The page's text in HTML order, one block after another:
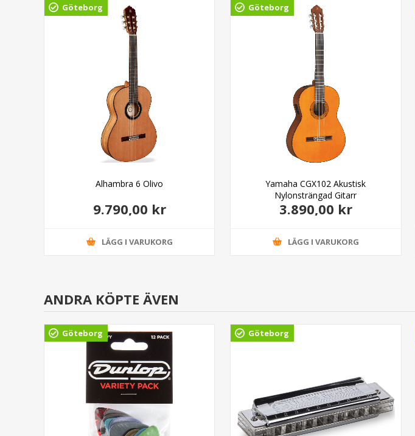
Göteborg
Alhambra 6 Olivo
9.790,00 kr
LÄGG I VARUKORG
Göteborg
Yamaha CGX102 Akustisk
Nylonsträngad Gitarr
3.890,00 kr
LÄGG I VARUKORG
ANDRA KÖPTE ÄVEN
Göteborg Göteborg